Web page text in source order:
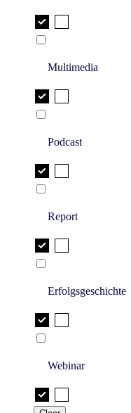
Multimedia
Podcast
Report
Erfolgsgeschichte
Webinar